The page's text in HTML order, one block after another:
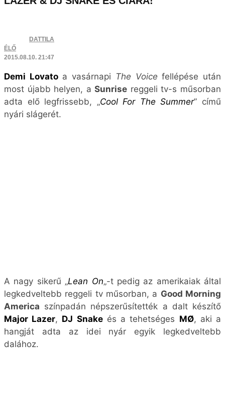
DATTILA
ÉLŐ
2015.08.10. 21:47
Demi Lovatoa vasárnapi The Voice fellépése után
most újabb helyen, aSunrise reggeli tv-s műsorban
adta elő legfrissebb, „Cool For The Summer” című
nyári slágerét.
A nagy sikerű „Lean On„-t pedig az amerikaiak által
legkedveltebb reggeli tv műsorban, a Good Morning
America színpadán népszerűsítették a dalt készítő
Major Lazer, DJ Snakeés a tehetséges MØ, aki a
hangját adta az idei nyár egyik legkedveltebb
dalához.